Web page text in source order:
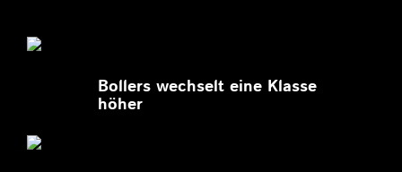
Bollers wechselt eine Klasse
höher